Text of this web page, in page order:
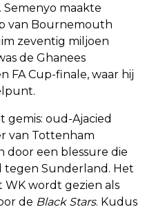
Semenyo maakte
van Bournemouth
zeventig miljoen
de Ghanees
FA Cup-finale, waar hij
gemis: oud-Ajacied
van Tottenham
door een blessure die
tegen Sunderland. Het
wordt gezien als
de Black Stars. Kudus